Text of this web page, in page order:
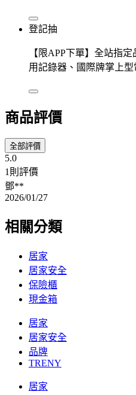
登記抽
【限APP下單】全站指
用記錄器、國際牌掌上
商品評價
全部評價
5.0
1則評價
鄧**
2026/01/27
相關分類
居家
居家安全
保險櫃
現金箱
居家
居家安全
品牌
TRENY
居家